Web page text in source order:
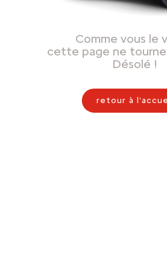
Comme vous le
cette page ne tourne
Désolé !
retour à